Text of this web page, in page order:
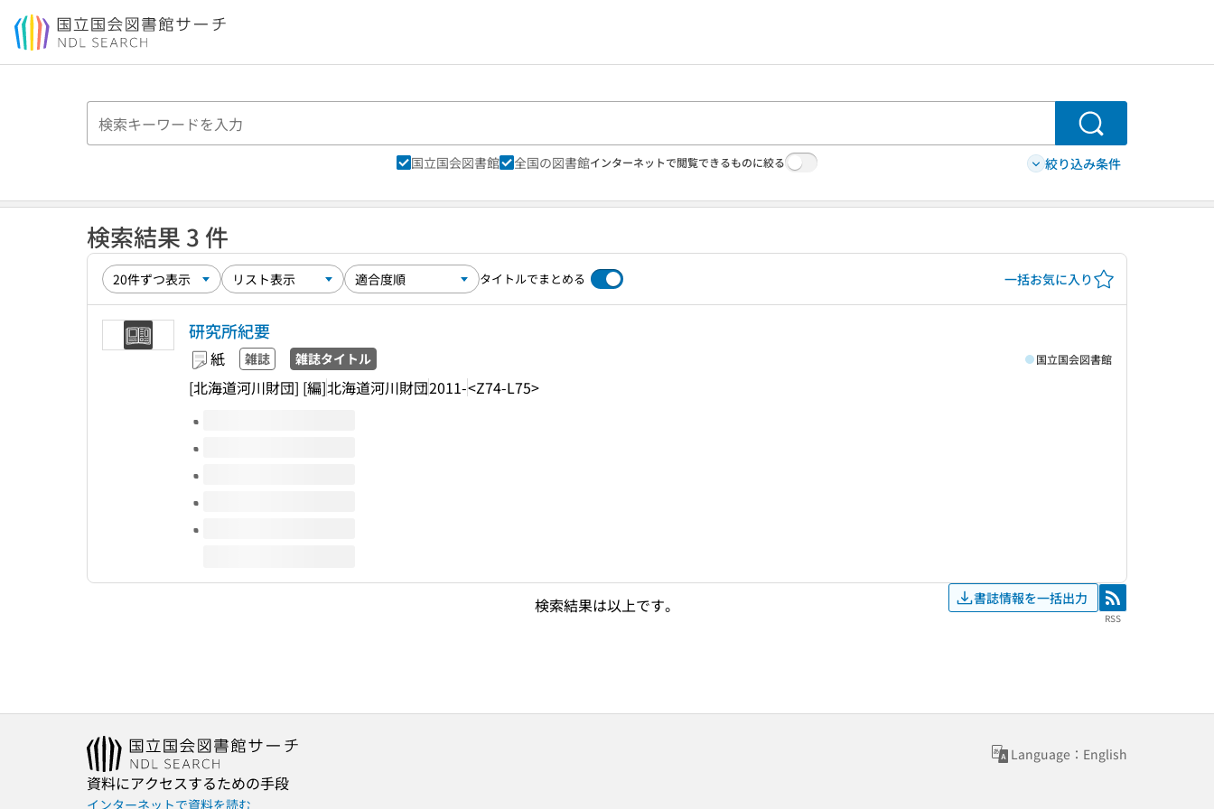
本文へ移動
検索
国立国会図書館 全国の図書館インターネットで閲覧できるものに絞る 絞り込み条件
検索結果 3 件
タイトルでまとめる 一括お気に入り
研究所紀要
紙 雑誌 雑誌タイトル
[北海道河川財団] [編]北海道河川財団2011-<Z74-L75>
国立国会図書館
このタイトルの巻号
検索結果は以上です。 書誌情報を一括出力 RSS
RSS
Language：English
資料にアクセスするための手段
インターネットで資料を読む